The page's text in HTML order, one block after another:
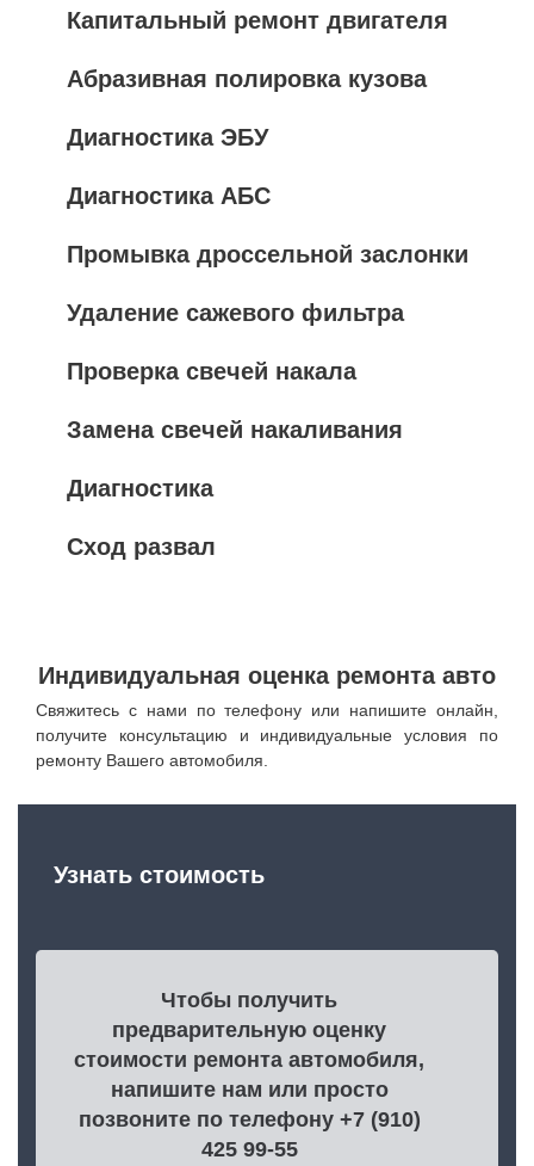
Капитальный ремонт двигателя
Абразивная полировка кузова
Диагностика ЭБУ
Диагностика АБС
Промывка дроссельной заслонки
Удаление сажевого фильтра
Проверка свечей накала
Замена свечей накаливания
Диагностика
Сход развал
Индивидуальная оценка ремонта авто
Свяжитесь с нами по телефону или напишите онлайн,
получите консультацию и индивидуальные условия по
ремонту Вашего автомобиля.
Узнать стоимость
Чтобы получить
предварительную оценку
стоимости ремонта автомобиля,
напишите нам или просто
позвоните по телефону +7 (910)
425 99-55